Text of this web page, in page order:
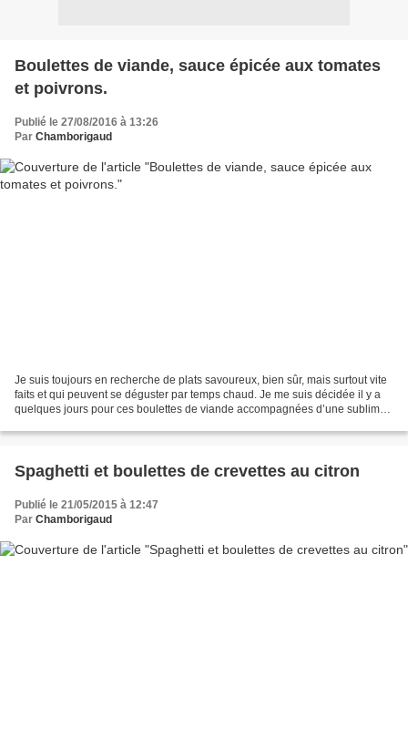
Boulettes de viande, sauce épicée aux tomates
et poivrons.
Publié le 27/08/2016 à 13:26
Par Chamborigaud
Je suis toujours en recherche de plats savoureux, bien sûr, mais surtout vite
faits et qui peuvent se déguster par temps chaud. Je me suis décidée il y a
quelques jours pour ces boulettes de viande accompagnées d’une sublime
Spaghetti et boulettes de crevettes au citron
Publié le 21/05/2015 à 12:47
Par Chamborigaud